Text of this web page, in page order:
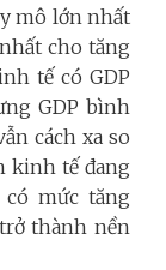
mô lớn nhất
cho tăng
tế có GDP
GDP bình
cách xa so
kinh tế đang
mức tăng
thành nền